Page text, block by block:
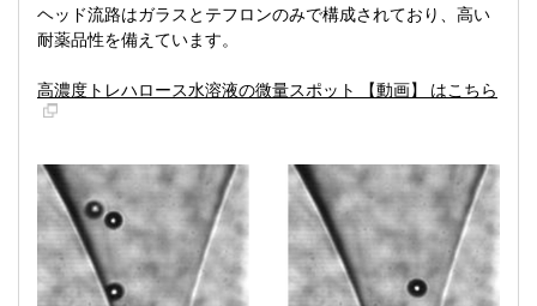
ヘッド流路はガラスとテフロンのみで構成されており、高い
耐薬品性を備えています。
高濃度トレハロース水溶液の微量スポット 【動画】 はこちら